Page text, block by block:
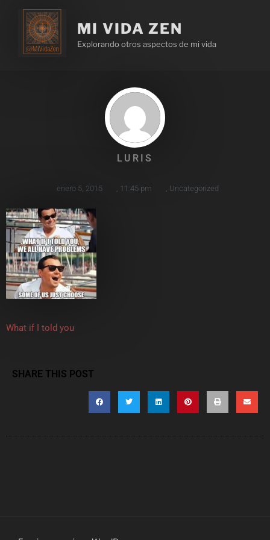
MI VIDA ZEN
Explorando otros aspectos de mi vida
LURIS
enero 5, 2015 11:45 pm Uncategorized
What if I told you
SHARE THIS POST